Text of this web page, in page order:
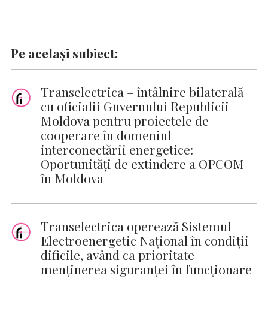
Pe același subiect:
Transelectrica – întâlnire bilaterală
cu oficialii Guvernului Republicii
Moldova pentru proiectele de
cooperare în domeniul
interconectării energetice:
Oportunități de extindere a OPCOM
în Moldova
Transelectrica operează Sistemul
Electroenergetic Național în condiții
dificile, având ca prioritate
menținerea siguranței în funcționare